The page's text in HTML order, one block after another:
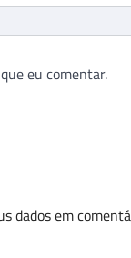
eu comentar.
dados em